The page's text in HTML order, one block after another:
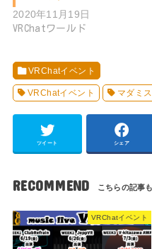
2020年11月19日
VRChatワールド
VRChatイベント
VRChatイベント マダミス
ツイート シェア
RECOMMEND
VRChatイベント